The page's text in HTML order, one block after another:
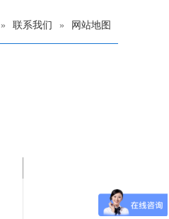
» 联系我们 » 网站地图